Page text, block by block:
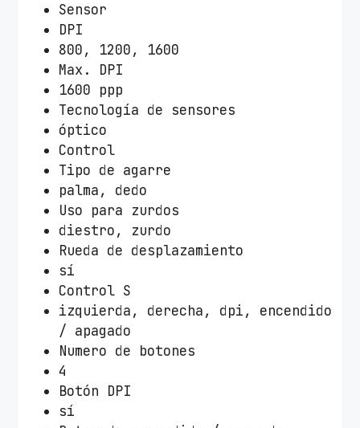
Sensor
DPI
800, 1200, 1600
Max. DPI
1600 ppp
Tecnología de sensores
óptico
Control
Tipo de agarre
palma, dedo
Uso para zurdos
diestro, zurdo
Rueda de desplazamiento
sí
Control S
izquierda, derecha, dpi, encendido
/ apagado
Numero de botones
4
Botón DPI
sí